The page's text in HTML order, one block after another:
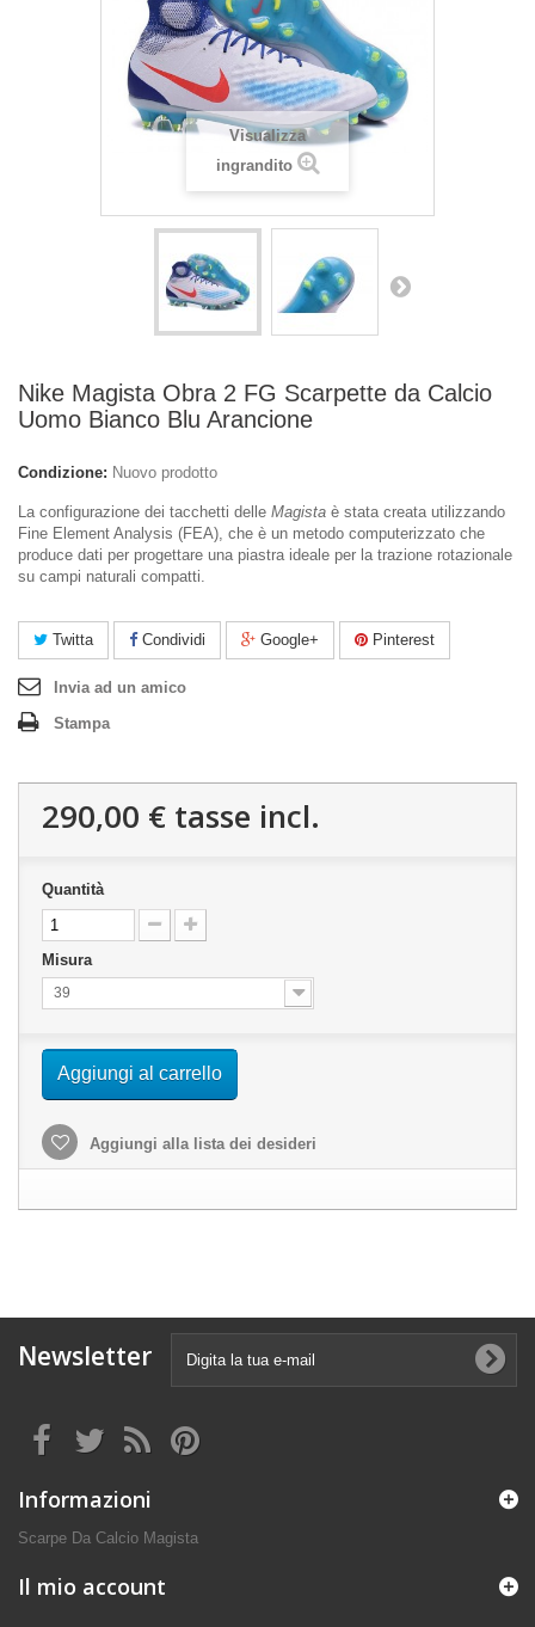
Visualizza
ingrandito
Nike Magista Obra 2 FG Scarpette da Calcio
Uomo Bianco Blu Arancione
Condizione: Nuovo prodotto
La configurazione dei tacchetti delle Magista è stata creata utilizzando
Fine Element Analysis (FEA), che è un metodo computerizzato che
produce dati per progettare una piastra ideale per la trazione rotazionale
su campi naturali compatti.
Twitta Condividi Google+ Pinterest
Invia ad un amico
Stampa
290,00 € tasse incl.
Quantità
Misura
39
Aggiungi al carrello
Aggiungi alla lista dei desideri
Newsletter
Informazioni
Scarpe Da Calcio Magista
Il mio account